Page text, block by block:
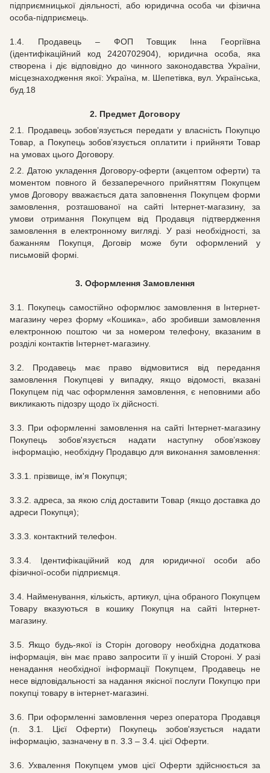
підприємницької діяльності, або юридична особа чи фізична
особа-підприємець.
1.4. Продавець – ФОП Товщик Інна Георгіївна
(ідентифікаційний код 2420702904), юридична особа, яка
створена і діє відповідно до чинного законодавства України,
місцезнаходження якої: Україна, м. Шепетівка, вул. Українська,
буд.18
2. Предмет Договору
2.1. Продавець зобов’язується передати у власність Покупцю
Товар, а Покупець зобов’язується оплатити і прийняти Товар
на умовах цього Договору.
2.2. Датою укладення Договору-оферти (акцептом оферти) та
моментом повного й беззаперечного прийняттям Покупцем
умов Договору вважається дата заповнення Покупцем форми
замовлення, розташованої на сайті Інтернет-магазину, за
умови отримання Покупцем від Продавця підтвердження
замовлення в електронному вигляді. У разі необхідності, за
бажанням Покупця, Договір може бути оформлений у
письмовій формі.
3. Оформлення Замовлення
3.1. Покупець самостійно оформлює замовлення в Інтернет-
магазину через форму «Кошика», або зробивши замовлення
електронною поштою чи за номером телефону, вказаним в
розділі контактів Інтернет-магазину.
3.2. Продавець має право відмовитися від передання
замовлення Покупцеві у випадку, якщо відомості, вказані
Покупцем під час оформлення замовлення, є неповними або
викликають підозру щодо їх дійсності.
3.3. При оформленні замовлення на сайті Інтернет-магазину
Покупець зобов'язується надати наступну обов’язкову
інформацію, необхідну Продавцю для виконання замовлення:
3.3.1. прізвище, ім'я Покупця;
3.3.2. адреса, за якою слід доставити Товар (якщо доставка до
адреси Покупця);
3.3.3. контактний телефон.
3.3.4. Ідентифікаційний код для юридичної особи або
фізичної-особи підприємця.
3.4. Найменування, кількість, артикул, ціна обраного Покупцем
Товару вказуються в кошику Покупця на сайті
Інтернет-
магазину.
3.5.
Якщо будь-якої із Сторін договору необхідна додаткова
інформація, він має право запросити її у іншій Стороні. У разі
ненадання необхідної інформації Покупцем, Продавець не
несе відповідальності за надання якісної послуги Покупцю при
покупці товару в інтернет-магазині.
3.6.
При оформленні замовлення через оператора Продавця
(п. 3.1. Цієї Оферти) Покупець зобов'язується надати
інформацію, зазначену в п. 3.3 – 3.4. цієї Оферти.
3.6.
Ухвалення Покупцем умов цієї Оферти здійснюється за